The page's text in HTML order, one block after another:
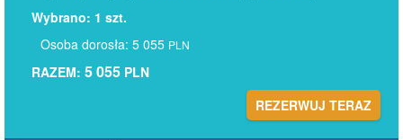
Wybrano: 1 szt.
Osoba dorosła: 5 055 PLN
RAZEM: 5 055 PLN
REZERWUJ TERAZ